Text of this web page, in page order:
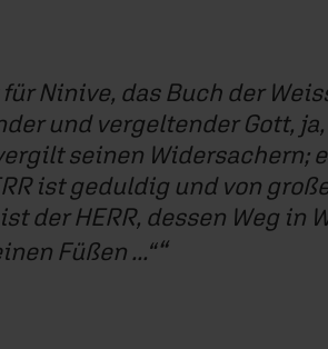
Ninive, das Buch der
und vergeltender Gott,
seinen Widersachern;
ist geduldig und von
der HERR, dessen Weg in
Füßen ...“